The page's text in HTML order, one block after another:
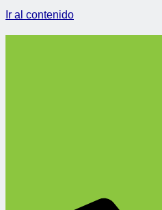
Ir al contenido